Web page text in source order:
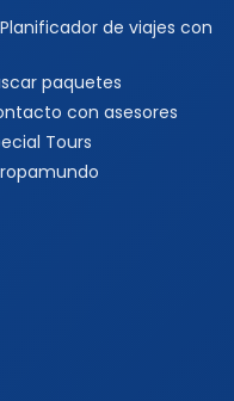
de viajes con
paquetes
con asesores
Tours